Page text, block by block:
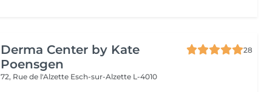
Derma Center by Kate
Poensgen
28
72, Rue de l'Alzette Esch-sur-Alzette L-4010